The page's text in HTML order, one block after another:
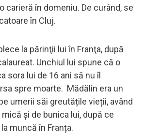
carieră în domeniu. De curând, se
în Cluj.
la părinţii lui în Franţa, după
Unchiul lui spune că o
sora lui de 16 ani să nu îl
spre moarte. Mădălin era un
umerii săi greutățile vieții, având
şi de bunica lui, după ce
muncă în Franța.